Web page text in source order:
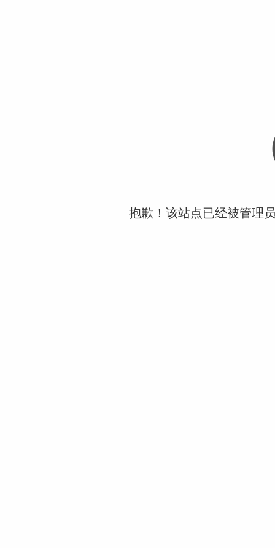
抱歉！该站点已经被管理